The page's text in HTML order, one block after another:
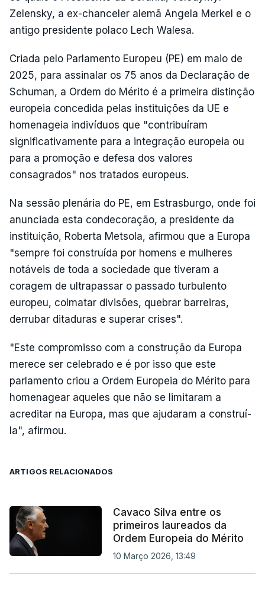
Zelensky, a ex-chanceler alemã Angela Merkel e o
antigo presidente polaco Lech Walesa.
Criada pelo Parlamento Europeu (PE) em maio de
2025, para assinalar os 75 anos da Declaração de
Schuman, a Ordem do Mérito é a primeira distinção
europeia concedida pelas instituições da UE e
homenageia indivíduos que "contribuíram
significativamente para a integração europeia ou
para a promoção e defesa dos valores
consagrados" nos tratados europeus.
Na sessão plenária do PE, em Estrasburgo, onde foi
anunciada esta condecoração, a presidente da
instituição, Roberta Metsola, afirmou que a Europa
"sempre foi construída por homens e mulheres
notáveis de toda a sociedade que tiveram a
coragem de ultrapassar o passado turbulento
europeu, colmatar divisões, quebrar barreiras,
derrubar ditaduras e superar crises".
"Este compromisso com a construção da Europa
merece ser celebrado e é por isso que este
parlamento criou a Ordem Europeia do Mérito para
homenagear aqueles que não se limitaram a
acreditar na Europa, mas que ajudaram a construí-
la", afirmou.
ARTIGOS RELACIONADOS
Cavaco Silva entre os
primeiros laureados da
Ordem Europeia do Mérito
10 Março 2026, 13:49